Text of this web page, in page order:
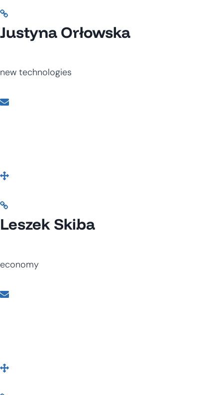
Justyna Orłowska
new technologies
Leszek Skiba
economy